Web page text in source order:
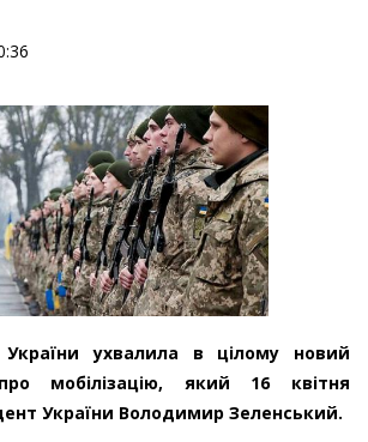
ухвалила в цілому новий
мобілізацію, який 16 квітня
України Володимир Зеленський.